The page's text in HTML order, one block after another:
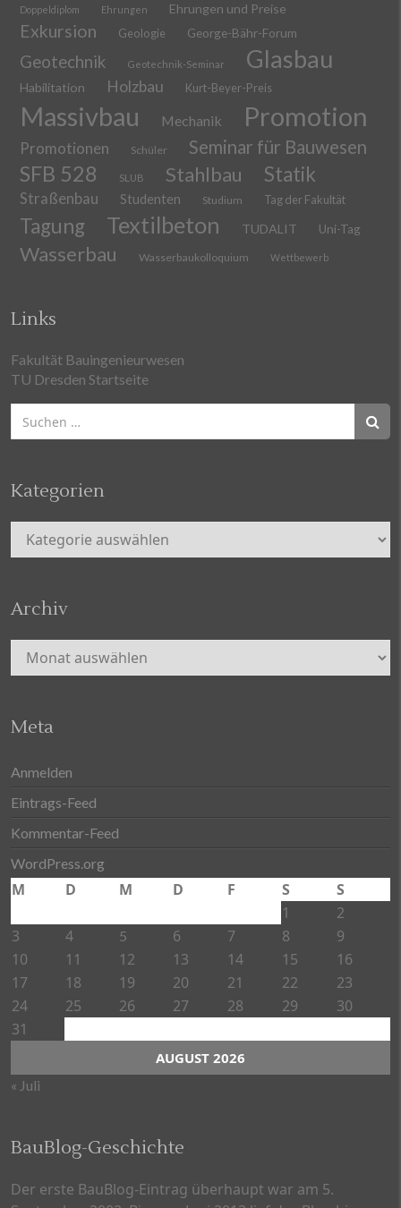
Doppeldiplom Ehrungen Ehrungen und Preise
Exkursion Geologie George-Bähr-Forum
Geotechnik Geotechnik-Seminar Glasbau
Habilitation Holzbau Kurt-Beyer-Preis
Massivbau Mechanik Promotion
Promotionen Schüler Seminar für Bauwesen
SFB 528 SLUB Stahlbau Statik
Straßenbau Studenten Studium Tag der Fakultät
Tagung Textilbeton TUDALIT Uni-Tag
Wasserbau Wasserbaukolloquium Wettbewerb
Links
Fakultät Bauingenieurwesen
TU Dresden Startseite
nach:
Kategorien
Kategorien
Archiv
Archiv
Meta
Anmelden
Eintrags-Feed
Kommentar-Feed
WordPress.org
AUGUST 2026
M D M D F S
S
1
2
3
4 5 6 7 8
9
10
11 12 13 14 15
16
17
18 19 20 21 22
23
24
25 26 27 28 29
30
31
« Juli
BauBlog-Geschichte
Der erste BauBlog-Eintrag überhaupt war am 5.